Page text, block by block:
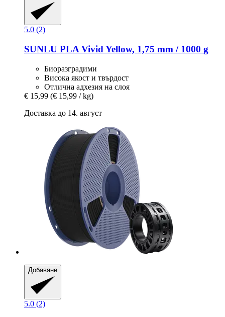
5.0 (2)
SUNLU PLA Vivid Yellow, 1,75 mm / 1000 g
Биоразградими
Висока якост и твърдост
Отлична адхезия на слоя
€ 15,99 (€ 15,99 / kg)
Доставка до 14. август
Добавяне
5.0 (2)